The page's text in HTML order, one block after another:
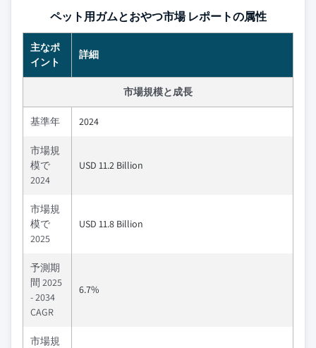
ペット用ガムとおやつ市場 レポートの属性
主なポ
イント
詳細
市場規模と成長
基準年 2024
市場規
模で
2024
USD 11.2 Billion
市場規
模で
2025
USD 11.8 Billion
予測期
間 2025
- 2034
CAGR
6.7%
市場規